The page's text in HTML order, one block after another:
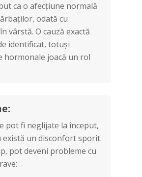
ca o afecțiune normală
odată cu
vârstă. O cauză exactă
identificat, totuși
hormonale joacă un rol
pot fi neglijate la început,
un disconfort sporit.
pot deveni probleme cu